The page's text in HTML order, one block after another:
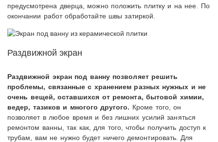
предусмотрена дверца, можно положить плитку и на нее. По
окончании работ обработайте швы затиркой.
Раздвижной экран
Раздвижной экран под ванну позволяет решить
проблемы, связанные с хранением разных нужных и не
очень вещей, оставшихся от ремонта, бытовой химии,
ведер, тазиков и многого другого. Кроме того, он
позволяет в любое время и без лишних усилий заняться
ремонтом ванны, так как, для того, чтобы получить доступ к
трубам, вам не нужно будет ничего демонтировать. Для